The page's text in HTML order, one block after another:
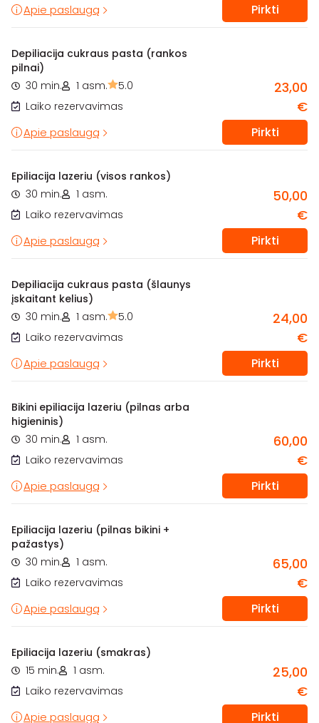
Apie paslaugą Pirkti
Depiliacija cukraus pasta (rankos
pilnai)
30 min.
1 asm.
5.0
Laiko rezervavimas
23,00
€
Apie paslaugą Pirkti
Epiliacija lazeriu (visos rankos)
30 min.
1 asm.
Laiko rezervavimas
50,00
€
Apie paslaugą Pirkti
Depiliacija cukraus pasta (šlaunys
įskaitant kelius)
30 min.
1 asm.
5.0
Laiko rezervavimas
24,00
€
Apie paslaugą Pirkti
Bikini epiliacija lazeriu (pilnas arba
higieninis)
30 min.
1 asm.
Laiko rezervavimas
60,00
€
Apie paslaugą Pirkti
Epiliacija lazeriu (pilnas bikini +
pažastys)
30 min.
1 asm.
Laiko rezervavimas
65,00
€
Apie paslaugą Pirkti
Epiliacija lazeriu (smakras)
15 min.
1 asm.
Laiko rezervavimas
25,00
€
Apie paslaugą Pirkti